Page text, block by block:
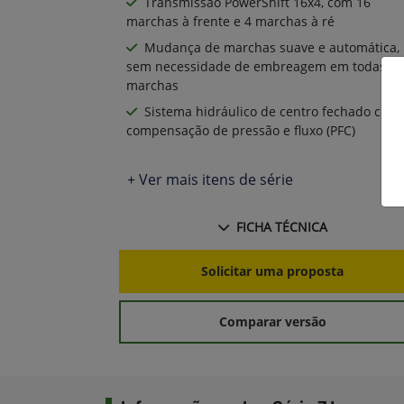
marchas à frente e 4 marchas à ré
Mudança de marchas suave e automática,
sem necessidade de embreagem em todas as
marchas
Sistema hidráulico de centro fechado com
compensação de pressão e fluxo (PFC)
+ Ver mais itens de série
FICHA TÉCNICA
Solicitar uma proposta
Comparar versão